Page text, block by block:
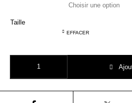
Taille
EFFACER